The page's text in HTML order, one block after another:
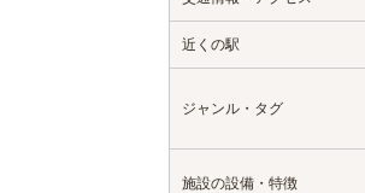
近くの駅
ジャンル・タグ
施設の設備・特徴